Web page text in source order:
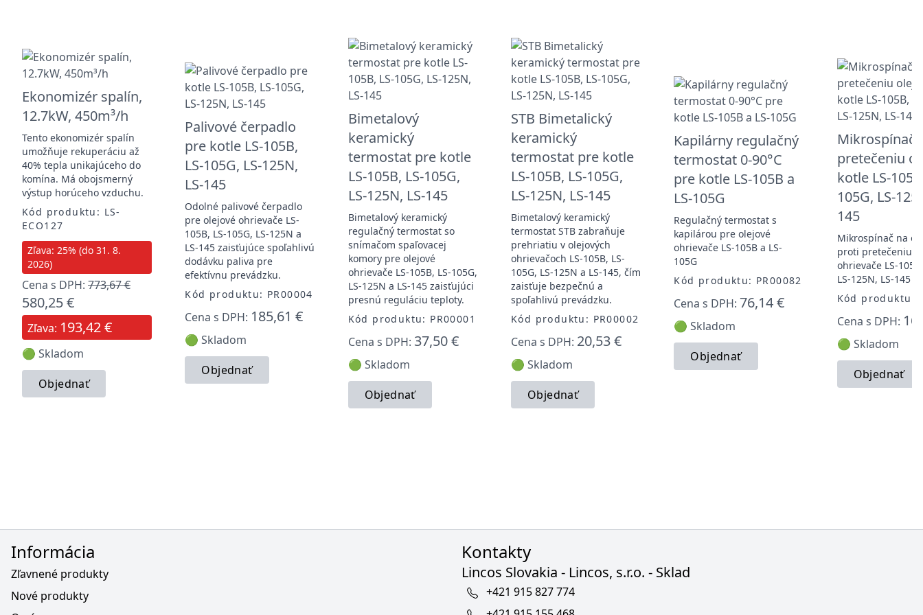
Ekonomizér spalín,
12.7kW, 450m³/h
Tento ekonomizér spalín
umožňuje rekuperáciu až
40% tepla unikajúceho do
komína. Má obojsmerný
výstup horúceho vzduchu.
Kód produktu: LS-
ECO127
Zľava: 25% (do 31. 8.
2026)
Cena s DPH: 773,67 €
580,25 €
Zľava: 193,42 €
🟢 Skladom
Objednať
Palivové čerpadlo
pre kotle LS-105B,
LS-105G, LS-125N,
LS-145
Odolné palivové čerpadlo
pre olejové ohrievače LS-
105B, LS-105G, LS-125N a
LS-145 zaisťujúce spoľahlivú
dodávku paliva pre
efektívnu prevádzku.
Kód produktu: PR00004
Cena s DPH: 185,61 €
🟢 Skladom
Objednať
Bimetalový
keramický
termostat pre kotle
LS-105B, LS-105G,
LS-125N, LS-145
Bimetalový keramický
regulačný termostat so
snímačom spaľovacej
komory pre olejové
ohrievače LS-105B, LS-105G,
LS-125N a LS-145 zaisťujúci
presnú reguláciu teploty.
Kód produktu: PR00001
Cena s DPH: 37,50 €
🟢 Skladom
Objednať
STB Bimetalický
keramický
termostat pre kotle
LS-105B, LS-105G,
LS-125N, LS-145
Bimetalový keramický
termostat STB zabraňuje
prehriatiu v olejových
ohrievačoch LS-105B, LS-
105G, LS-125N a LS-145, čím
zaisťuje bezpečnú a
spoľahlivú prevádzku.
Kód produktu: PR00002
Cena s DPH: 20,53 €
🟢 Skladom
Objednať
Kapilárny regulačný
termostat 0-90°C
pre kotle LS-105B a
LS-105G
Regulačný termostat s
kapilárou pre olejové
ohrievače LS-105B a LS-
105G
Kód produktu: PR00082
Cena s DPH: 76,14 €
🟢 Skladom
Objednať
Mikrospínač
pretečeniu
kotle LS-
105G, LS-
145
Mikrospínač na
proti pretečeniu
ohrievače LS-
LS-125N, LS-145
Kód produktu:
Cena s DPH:
🟢 Skladom
Objednať
Informácia
Zľavnené produkty
Nové produkty
Kontakty
Lincos Slovakia - Lincos, s.r.o. - Sklad
+421 915 827 774